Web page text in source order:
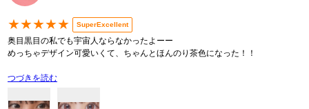
★★★★★ SuperExcellent
奥目黒目の私でも宇宙人ならなかったよーー
めっちゃデザイン可愛いくて、ちゃんとほんのり茶色になった！！
つづきを読む